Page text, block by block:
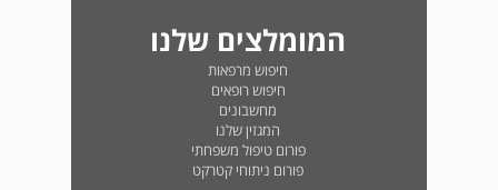
המומלצים שלנו
חיפוש מרפאות
חיפוש רופאים
מחשבונים
המגזין שלנו
פורום טיפול משפחתי
פורום ניתוחי קטרקט